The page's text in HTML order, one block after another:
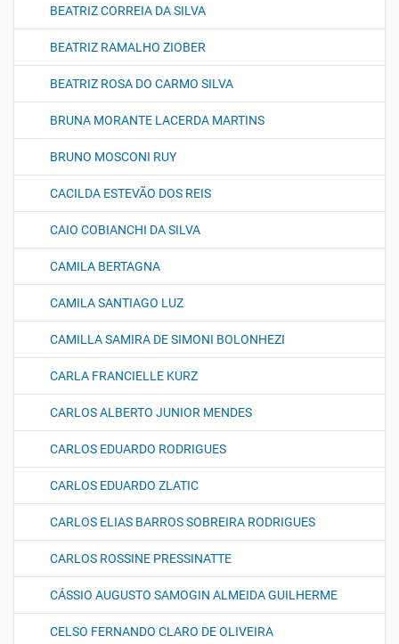
BEATRIZ CORREIA DA SILVA
BEATRIZ RAMALHO ZIOBER
BEATRIZ ROSA DO CARMO SILVA
BRUNA MORANTE LACERDA MARTINS
BRUNO MOSCONI RUY
CACILDA ESTEVÃO DOS REIS
CAIO COBIANCHI DA SILVA
CAMILA BERTAGNA
CAMILA SANTIAGO LUZ
CAMILLA SAMIRA DE SIMONI BOLONHEZI
CARLA FRANCIELLE KURZ
CARLOS ALBERTO JUNIOR MENDES
CARLOS EDUARDO RODRIGUES
CARLOS EDUARDO ZLATIC
CARLOS ELIAS BARROS SOBREIRA RODRIGUES
CARLOS ROSSINE PRESSINATTE
CÁSSIO AUGUSTO SAMOGIN ALMEIDA GUILHERME
CELSO FERNANDO CLARO DE OLIVEIRA